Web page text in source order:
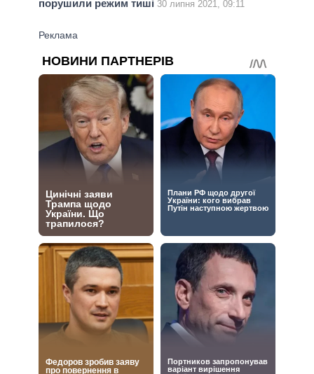
порушили режим тиші 30 липня 2021, 09:11